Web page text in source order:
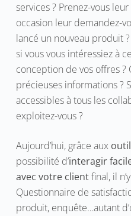
services ? Prenez-vous
occasion leur demandez-
lancé un nouveau produit
si vous vous intéressiez à
conception de vos offres ?
précieuses informations ?
accessibles à tous les
exploitez-vous ?
Aujourd’hui, grâce aux
possibilité d’interagir
avec votre clientfinal, il
Questionnaire de
produit, enquête…autant